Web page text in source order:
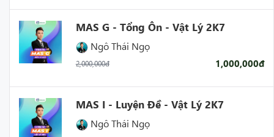
MAS G - Tổng Ôn - Vật Lý 2K7
Ngô Thái Ngọ
2,000,000đ 1,000,000đ
MAS I - Luyện Đề - Vật Lý 2K7
Ngô Thái Ngọ